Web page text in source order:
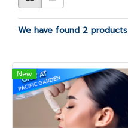
We have found 2 products
New